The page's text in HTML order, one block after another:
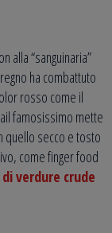
alla “sanguinaria”
ha combattuto
rosso come il
famosissimo mette
quello secco e tosto
come finger food
verdure crude